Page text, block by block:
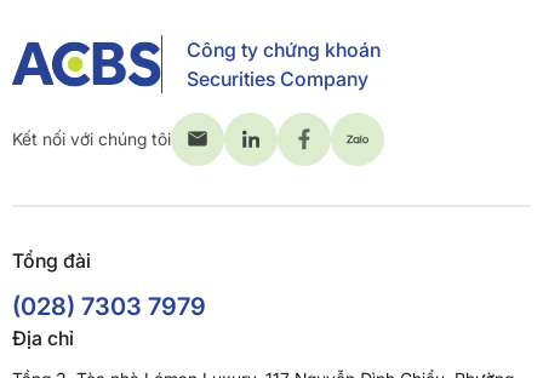
Công ty chứng khoán
Securities Company
Kết nối với chúng tôi
Tổng đài
(028) 7303 7979
Địa chỉ